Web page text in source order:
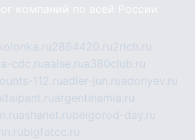
компаний по всей России
2864420.ru2rich.ru
a-cdc.ruaalse.rua380club.ru
112.ruadler-jun.ruadonyev.ru
argentinamia.ru
ashanet.rubelgorod-day.ru
bigfatcc.ru